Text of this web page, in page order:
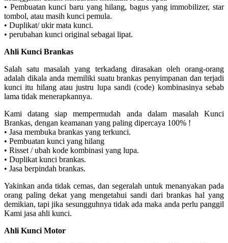
• Pembuatan kunci baru yang hilang, bagus yang immobilizer, star
tombol, atau masih kunci pemula.
• Duplikat/ ukir mata kunci.
• perubahan kunci original sebagai lipat.
Ahli Kunci Brankas
Salah satu masalah yang terkadang dirasakan oleh orang-orang
adalah dikala anda memiliki suatu brankas penyimpanan dan terjadi
kunci itu hilang atau justru lupa sandi (code) kombinasinya sebab
lama tidak menerapkannya.
Kami datang siap mempermudah anda dalam masalah Kunci
Brankas, dengan keamanan yang paling dipercaya 100% !
• Jasa membuka brankas yang terkunci.
• Pembuatan kunci yang hilang
• Risset / ubah kode kombinasi yang lupa.
• Duplikat kunci brankas.
• Jasa berpindah brankas.
Yakinkan anda tidak cemas, dan segeralah untuk menanyakan pada
orang paling dekat yang mengetahui sandi dari brankas hal yang
demikian, tapi jika sesungguhnya tidak ada maka anda perlu panggil
Kami jasa ahli kunci.
Ahli Kunci Motor